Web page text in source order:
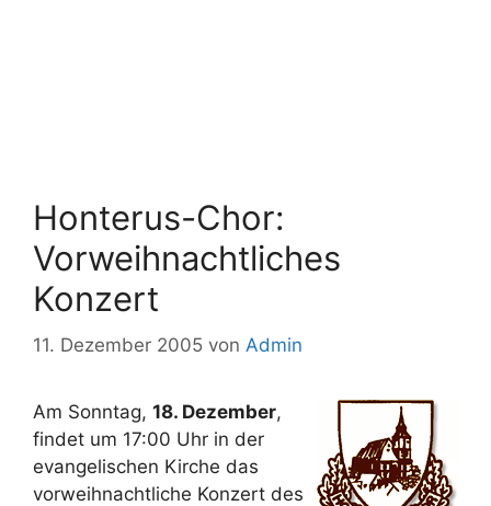
Honterus-Chor:
Vorweihnachtliches
Konzert
11. Dezember 2005 von Admin
Am Sonntag, 18. Dezember,
findet um 17:00 Uhr in der
evangelischen Kirche das
vorweihnachtliche Konzert des